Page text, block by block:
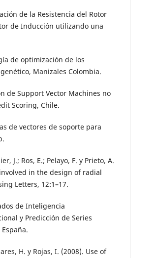
de la Resistencia del Rotor
de Inducción utilizando una
de optimización de los
Manizales Colombia.
de Support Vector Machines no
Scoring, Chile.
de vectores de soporte para
J.; Ros, E.; Pelayo, F. y Prieto, A.
in the design of radial
Letters, 12:1–17.
de Inteligencia
y Predicción de Series
H. y Rojas, I. (2008). Use of